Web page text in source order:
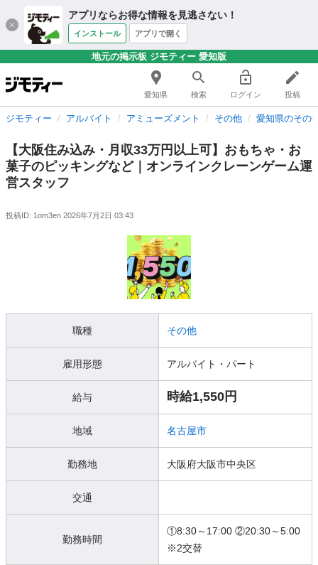
アプリならお得な情報を見逃さない！
インストール アプリで開く
地元の掲示板 ジモティー 愛知版
愛知県 検索 ログイン 投稿
ジモティー アルバイト アミューズメント その他 愛知県のその
【大阪住み込み・月収33万円以上可】おもちゃ・お
菓子のピッキングなど｜オンラインクレーンゲーム運
営スタッフ
投稿ID: 1om3en 2026年7月2日 03:43
職種 その他
雇用形態 アルバイト・パート
給与 時給1,550円
地域 名古屋市
勤務地 大阪府大阪市中央区
交通
勤務時間
①8:30～17:00 ②20:30～5:00
※2交替